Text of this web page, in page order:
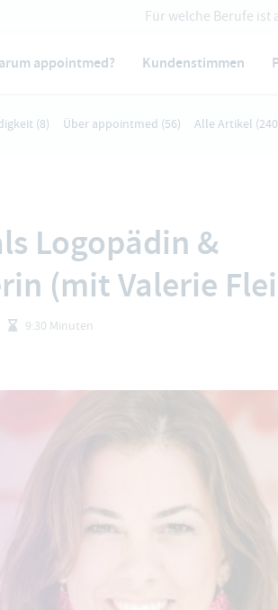
Für welche Berufe
appointmed? Kundenstimmen
(8) Über appointmed (56) Alle Artikel
Logopädin &
(mit Valerie
9:30 Minuten